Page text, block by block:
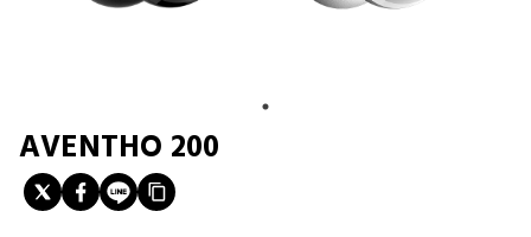
AVENTHO 200